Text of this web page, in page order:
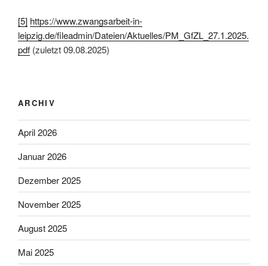
[5] https://www.zwangsarbeit-in-
leipzig.de/fileadmin/Dateien/Aktuelles/PM_GfZL_27.1.2025.
pdf (zuletzt 09.08.2025)
ARCHIV
April 2026
Januar 2026
Dezember 2025
November 2025
August 2025
Mai 2025